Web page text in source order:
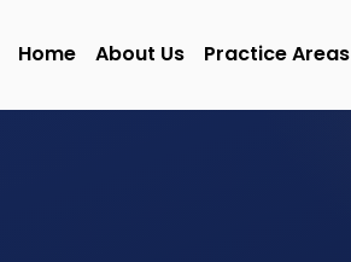
Home About Us Practice Areas